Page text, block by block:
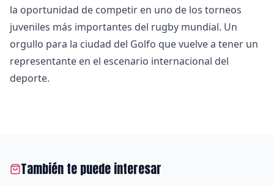
la oportunidad de competir en uno de los torneos
juveniles más importantes del rugby mundial. Un
orgullo para la ciudad del Golfo que vuelve a tener un
representante en el escenario internacional del
deporte.
También te puede interesar